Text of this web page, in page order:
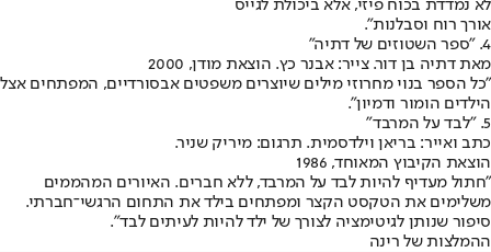
לא נמדדת בכוח פיזי, אלא ביכולת לגייס
אורך רוח וסבלנות".
4. "ספר השטוזים של דתיה"
מאת דתיה בן דור. צייר: אבנר כץ. הוצאת מודן, 2000
"כל הספר בנוי מחרוזי מילים שיוצרים משפטים אבסורדיים, המפתחים אצל
הילדים הומור ודמיון".
5. "לבד על המרבד"
כתב ואייר: בריאן וילדסמית. תרגום: מיריק שניר.
הוצאת הקיבוץ המאוחד, 1986
"חתול מעדיף להיות לבד על המרבד, ללא חברים. האיורים המהממים
משלימים את הטקסט הקצר ומפתחים בילד את התחום הרגשי־חברתי.
סיפור שנותן לגיטימציה לצורך של ילד להיות לעיתים לבד".
ההמלצות של רינה